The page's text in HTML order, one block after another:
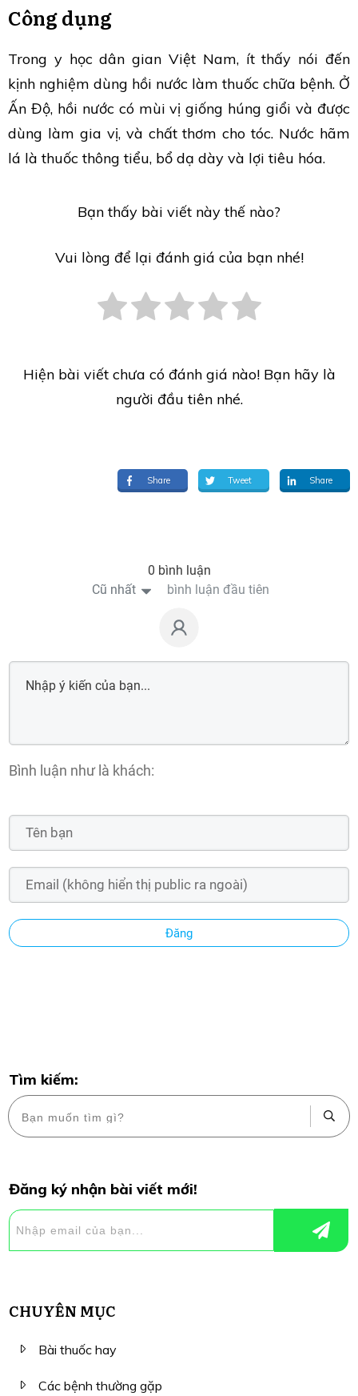
Công dụng
Trong y học dân gian Việt Nam, ít thấy nói đến
kịnh nghiệm dùng hồi nước làm thuốc chữa bệnh. Ở
Ấn Độ, hồi nước có mùi vị giống húng giổi và được
dùng làm gia vị, và chất thơm cho tóc. Nước hãm
lá là thuốc thông tiểu, bổ dạ dày và lợi tiêu hóa.
Bạn thấy bài viết này thế nào?
Vui lòng để lại đánh giá của bạn nhé!
Hiện bài viết chưa có đánh giá nào! Bạn hãy là
người đầu tiên nhé.
Share Tweet Share
0 bình luận
Cũ nhất
bình luận đầu tiên
Bình luận như là khách:
Đăng
Tìm kiếm:
Đăng ký nhận bài viết mới!
CHUYÊN MỤC
Bài thuốc hay
Các bệnh thường gặp